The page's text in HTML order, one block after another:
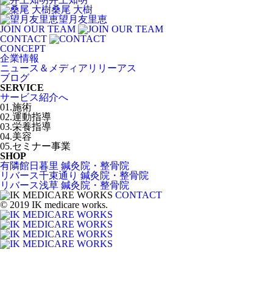
桑尾 大樹
望月友里恵
JOIN OUR TEAM
CONTACT
CONCEPT
企業情報
ニュース＆メディアリリーアス
ブログ
SERVICE
サービス紹介へ
01.施術
02.運動指導
03.栄養指導
04.美容
05.セミナー事業
SHOP
有隣館日暮里 鍼灸院・整骨院
リバース千束通り 鍼灸院・整骨院
リバース浅草 鍼灸院・整骨院
CONTACT
© 2019 IK medicare works.